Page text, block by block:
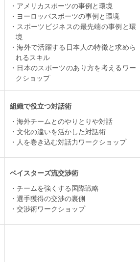
アメリカスポーツの事例と環境
ヨーロッパスポーツの事例と環境
スポーツビジネスの最先端の事例と環
境
海外で活躍する日本人の特徴と求めら
れるスキル
日本のスポーツのあり方を考えるワー
クショップ
組織で役立つ対話術
海外チームとのやりとりや対話
文化の違いを活かした対話術
人を巻き込む対話力ワークショップ
ベイスターズ流交渉術
チームを強くする国際戦略
選手獲得の交渉の裏側
交渉術ワークショップ